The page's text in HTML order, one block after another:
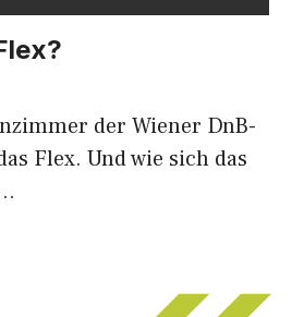
der Wiener DnB-
Flex. Und wie sich das